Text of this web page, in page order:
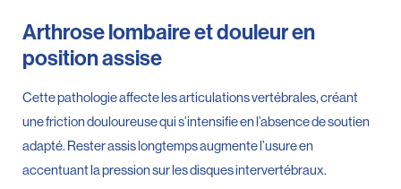
Arthrose lombaire et douleur en
position assise
Cette pathologie affecte les articulations vertébrales, créant
une friction douloureuse qui s’intensifie en l’absence de soutien
adapté. Rester assis longtemps augmente l’usure en
accentuant la pression sur les disques intervertébraux.